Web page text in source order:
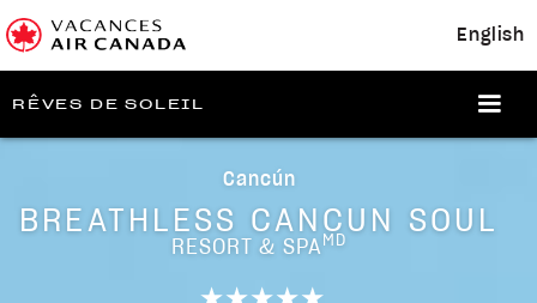
English
RÊVES DE SOLEIL
Cancún
BREATHLESS CANCUN SOUL
RESORT & SPA MD